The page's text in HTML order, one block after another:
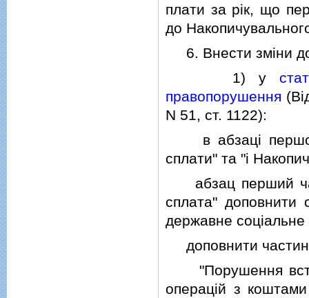
плати за рiк, що
до
6. Внести змiни до
1) у
правопорушення
N 51, ст. 1122):
в абзацi
сплати" та "i
абзац перший
сплата" доповнити
державне соцiальне
доповнити
"Порушення
операцiй з коштами